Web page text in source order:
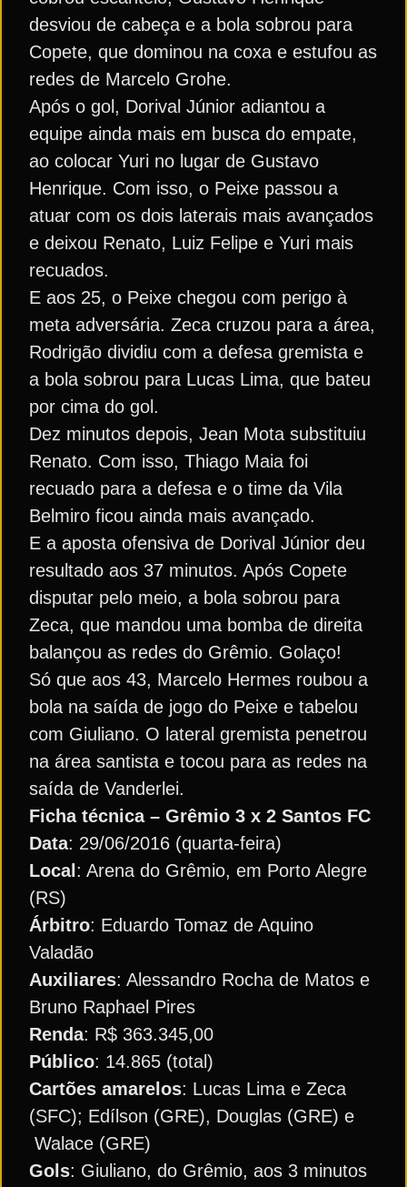
desviou de cabeça e a bola sobrou para
Copete, que dominou na coxa e estufou as
redes de Marcelo Grohe.
Após o gol, Dorival Júnior adiantou a
equipe ainda mais em busca do empate,
ao colocar Yuri no lugar de Gustavo
Henrique. Com isso, o Peixe passou a
atuar com os dois laterais mais avançados
e deixou Renato, Luiz Felipe e Yuri mais
recuados.
E aos 25, o Peixe chegou com perigo à
meta adversária. Zeca cruzou para a área,
Rodrigão dividiu com a defesa gremista e
a bola sobrou para Lucas Lima, que bateu
por cima do gol.
Dez minutos depois, Jean Mota substituiu
Renato. Com isso, Thiago Maia foi
recuado para a defesa e o time da Vila
Belmiro ficou ainda mais avançado.
E a aposta ofensiva de Dorival Júnior deu
resultado aos 37 minutos. Após Copete
disputar pelo meio, a bola sobrou para
Zeca, que mandou uma bomba de direita
balançou as redes do Grêmio. Golaço!
Só que aos 43, Marcelo Hermes roubou a
bola na saída de jogo do Peixe e tabelou
com Giuliano. O lateral gremista penetrou
na área santista e tocou para as redes na
saída de Vanderlei.
Ficha técnica – Grêmio 3 x 2 Santos FC
Data: 29/06/2016 (quarta-feira)
Local : Arena do Grêmio, em Porto Alegre
(RS)
Árbitro: Eduardo Tomaz de Aquino
Valadão
Auxiliares: Alessandro Rocha de Matos e
Bruno Raphael Pires
Renda: R$ 363.345,00
Público: 14.865 (total)
Cartões amarelos: Lucas Lima e Zeca
(SFC); Edílson (GRE), Douglas (GRE) e
Walace (GRE)
Gols: Giuliano, do Grêmio, aos 3 minutos